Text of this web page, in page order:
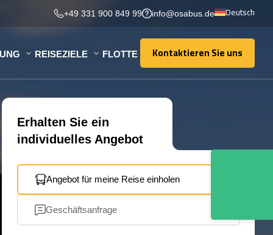
+49 331 900 849 99 info@osabus.de Deutsch
REISEZIELE FLOTTE Kontaktieren Sie uns
Kontaktieren Sie uns
Erhalten Sie ein
individuelles Angebot
Angebot für meine Reise einholen
Geschäftsanfrage